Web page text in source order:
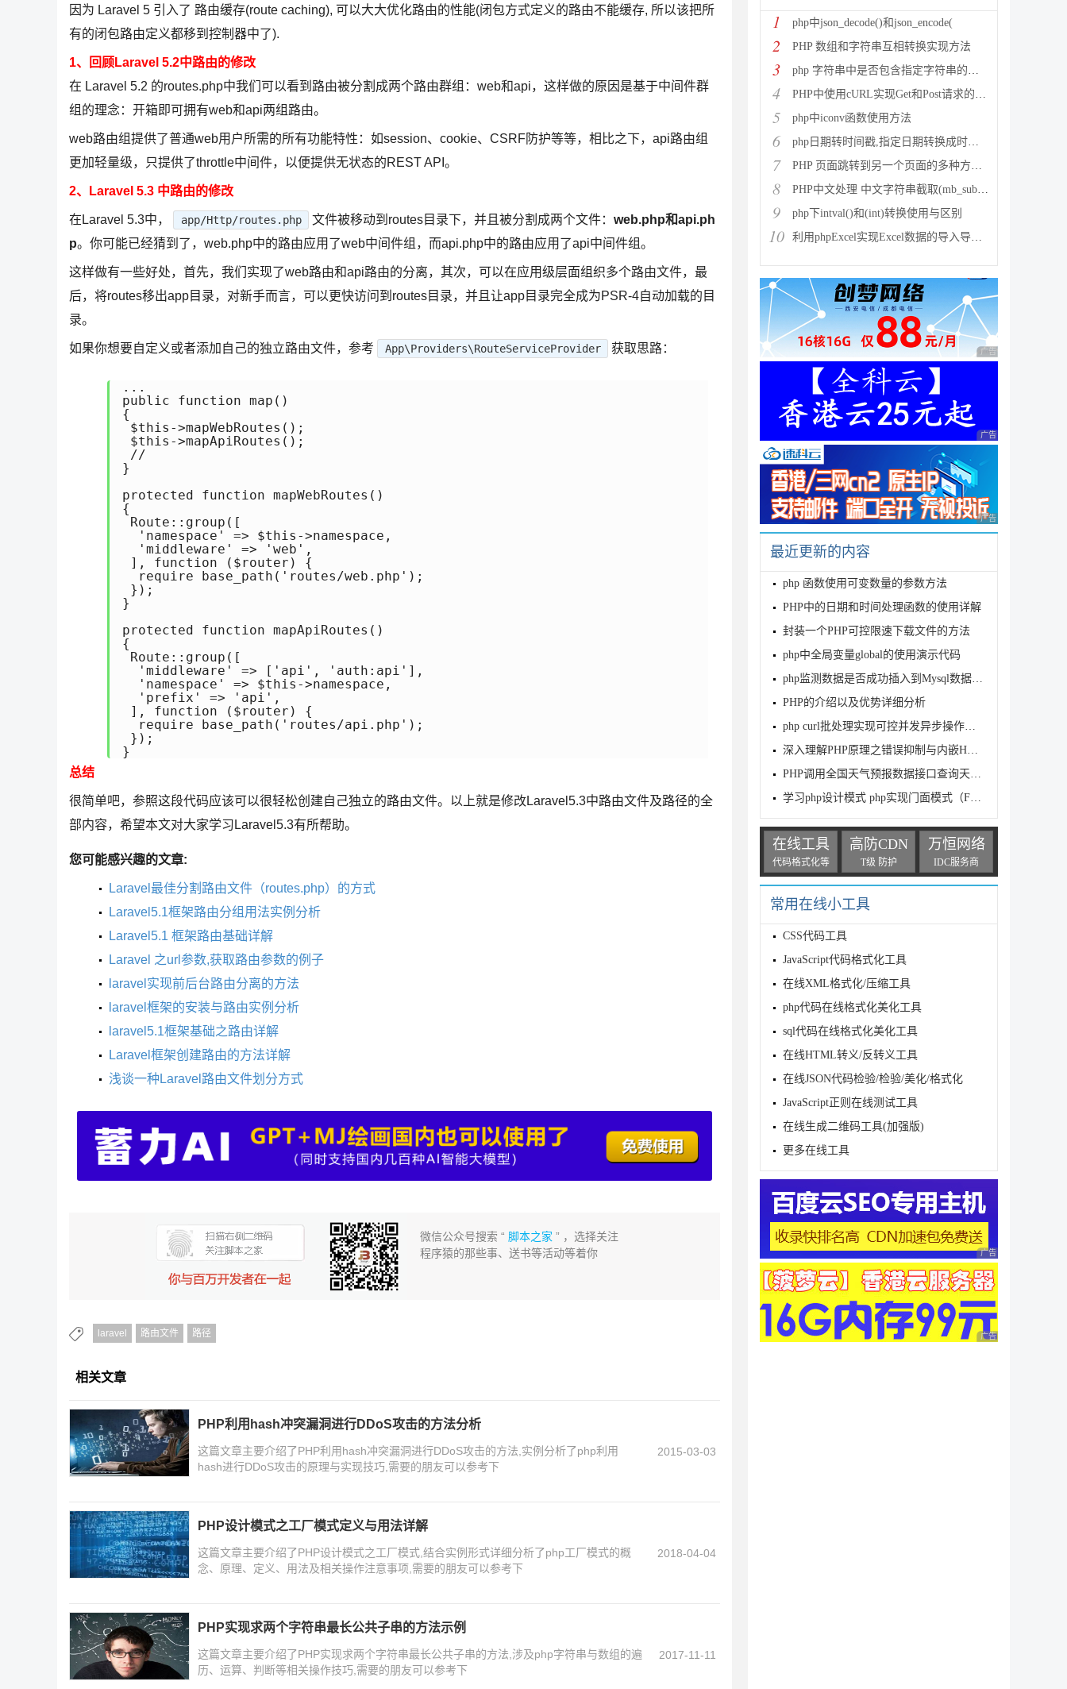
因为 Laravel 5 引入了 路由缓存(route caching), 可以大大优化路由的性能(闭包方式定义的路由不能缓存, 所以该把所
有的闭包路由定义都移到控制器中了).
1、回顾Laravel 5.2中路由的修改
在 Laravel 5.2 的routes.php中我们可以看到路由被分割成两个路由群组：web和api，这样做的原因是基于中间件群
组的理念：开箱即可拥有web和api两组路由。
web路由组提供了普通web用户所需的所有功能特性：如session、cookie、CSRF防护等等，相比之下，api路由组
更加轻量级，只提供了throttle中间件，以便提供无状态的REST API。
2、Laravel 5.3 中路由的修改
在Laravel 5.3中， app/Http/routes.php 文件被移动到routes目录下，并且被分割成两个文件：web.php和api.ph
p。你可能已经猜到了，web.php中的路由应用了web中间件组，而api.php中的路由应用了api中间件组。
这样做有一些好处，首先，我们实现了web路由和api路由的分离，其次，可以在应用级层面组织多个路由文件，最
后，将routes移出app目录，对新手而言，可以更快访问到routes目录，并且让app目录完全成为PSR-4自动加载的目
录。
如果你想要自定义或者添加自己的独立路由文件，参考 App\Providers\RouteServiceProvider 获取思路：
...
public function map()
{
$this->mapWebRoutes();
$this->mapApiRoutes();
//
}
protected function mapWebRoutes()
{
Route::group([
  'namespace' => $this->namespace,
  'middleware' => 'web',
], function ($router) {
  require base_path('routes/web.php');
});
}
protected function mapApiRoutes()
{
Route::group([
  'middleware' => ['api', 'auth:api'],
  'namespace' => $this->namespace,
  'prefix' => 'api',
], function ($router) {
  require base_path('routes/api.php');
});
}
总结
很简单吧，参照这段代码应该可以很轻松创建自己独立的路由文件。以上就是修改Laravel5.3中路由文件及路径的全
部内容，希望本文对大家学习Laravel5.3有所帮助。
您可能感兴趣的文章:
Laravel最佳分割路由文件（routes.php）的方式
Laravel5.1框架路由分组用法实例分析
Laravel5.1 框架路由基础详解
Laravel 之url参数,获取路由参数的例子
laravel实现前后台路由分离的方法
laravel框架的安装与路由实例分析
laravel5.1框架基础之路由详解
Laravel框架创建路由的方法详解
浅谈一种Laravel路由文件划分方式
微信公众号搜索 “脚本之家 ” ，选择关注
程序猿的那些事、送书等活动等着你
laravel 路由文件 路径
相关文章
PHP利用hash冲突漏洞进行DDoS攻击的方法分析
这篇文章主要介绍了PHP利用hash冲突漏洞进行DDoS攻击的方法,实例分析了php利用
hash进行DDoS攻击的原理与实现技巧,需要的朋友可以参考下
2015-03-03
PHP设计模式之工厂模式定义与用法详解
这篇文章主要介绍了PHP设计模式之工厂模式,结合实例形式详细分析了php工厂模式的概
念、原理、定义、用法及相关操作注意事项,需要的朋友可以参考下
2018-04-04
PHP实现求两个字符串最长公共子串的方法示例
这篇文章主要介绍了PHP实现求两个字符串最长公共子串的方法,涉及php字符串与数组的遍
历、运算、判断等相关操作技巧,需要的朋友可以参考下
2017-11-11
1 php中json_decode()和json_encode(
2 PHP 数组和字符串互相转换实现方法
3 php 字符串中是否包含指定字符串的多种方法
4 PHP中使用cURL实现Get和Post请求的方法
5 php中iconv函数使用方法
6 php日期转时间戳,指定日期转换成时间戳
7 PHP 页面跳转到另一个页面的多种方法方法总结
8 PHP中文处理 中文字符串截取(mb_substr)和获取中
9 php下intval()和(int)转换使用与区别
10 利用phpExcel实现Excel数据的导入导出(全步骤详细
广告 商业广告，理性
广告 商业广告，理性
广告 商业广告，理性
最近更新的内容
php 函数使用可变数量的参数方法
PHP中的日期和时间处理函数的使用详解
封装一个PHP可控限速下载文件的方法
php中全局变量global的使用演示代码
php监测数据是否成功插入到Mysql数据库的方法
PHP的介绍以及优势详细分析
php curl批处理实现可控并发异步操作示例
深入理解PHP原理之错误抑制与内嵌HTML分析
PHP调用全国天气预报数据接口查询天气示例
学习php设计模式 php实现门面模式（Facade）
在线工具
代码格式化等
高防CDN
T级 防护
万恒网络
IDC服务商
常用在线小工具
CSS代码工具
JavaScript代码格式化工具
在线XML格式化/压缩工具
php代码在线格式化美化工具
sql代码在线格式化美化工具
在线HTML转义/反转义工具
在线JSON代码检验/检验/美化/格式化
JavaScript正则在线测试工具
在线生成二维码工具(加强版)
更多在线工具
广告 商业广告，理性
广告 商业广告，理性